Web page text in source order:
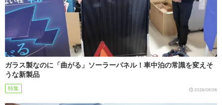
ガラス製なのに「曲がる」ソーラーパネル！車中泊の常識を変えそ
うな新製品
特集 2026/08/06